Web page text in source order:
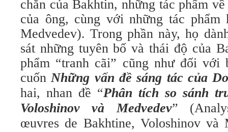
chắn của Bakhtin, những tác phẩm
của ông, cùng với những tác phẩm
Medvedev). Trong phần này, họ
sát những tuyên bố và thái độ của
phẩm “tranh cãi” cũng như đối với
cuốnNhững vấn đề sáng tác của
hai, nhan đề “Phân tích so sánh
Voloshinov và Medvedev”
œuvres de Bakhtine, Voloshinov và